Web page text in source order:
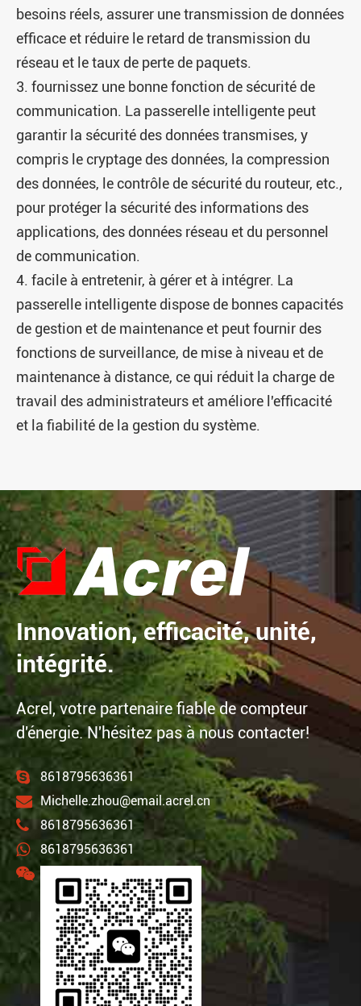
besoins réels, assurer une transmission de données
efficace et réduire le retard de transmission du
réseau et le taux de perte de paquets.
3. fournissez une bonne fonction de sécurité de
communication. La passerelle intelligente peut
garantir la sécurité des données transmises, y
compris le cryptage des données, la compression
des données, le contrôle de sécurité du routeur, etc.,
pour protéger la sécurité des informations des
applications, des données réseau et du personnel
de communication.
4. facile à entretenir, à gérer et à intégrer. La
passerelle intelligente dispose de bonnes capacités
de gestion et de maintenance et peut fournir des
fonctions de surveillance, de mise à niveau et de
maintenance à distance, ce qui réduit la charge de
travail des administrateurs et améliore l'efficacité
et la fiabilité de la gestion du système.
Innovation, efficacité, unité,
intégrité.
Acrel, votre partenaire fiable de compteur
d'énergie. N'hésitez pas à nous contacter!
8618795636361
Michelle.zhou@email.acrel.cn
8618795636361
8618795636361